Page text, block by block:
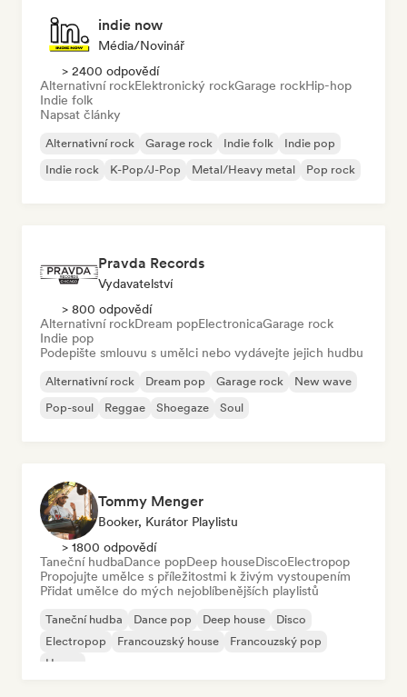
indie now
Média/novinář
> 2400 odpovědí
Alternativní rockElektronický rockGarage rockHip-hop
Indie folk
Napsat články
Alternativní rock Garage rock Indie folk
Indie pop
Indie rock
K-Pop/J-Pop Metal/Heavy metal Pop rock
Pravda Records
Vydavatelství
> 800 odpovědí
Alternativní rockDream popElectronicaGarage rock
Indie pop
Podepište smlouvu s umělci nebo vydávejte jejich hudbu
Alternativní rock Dream pop Garage rock
New wave
Pop-soul
Reggae Shoegaze Soul
Tommy Menger
Booker, Kurátor Playlistu
> 1800 odpovědí
Taneční hudbaDance popDeep houseDiscoElectropop
Propojujte umělce s příležitostmi k živým vystoupením
Přidat umělce do mých nejoblíbenějších playlistů
Taneční hudba Dance pop Deep house
Disco
Electropop
Francouzský house
Francouzský pop
House